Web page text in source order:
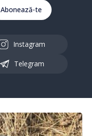
Abonează-te
Instagram
Telegram